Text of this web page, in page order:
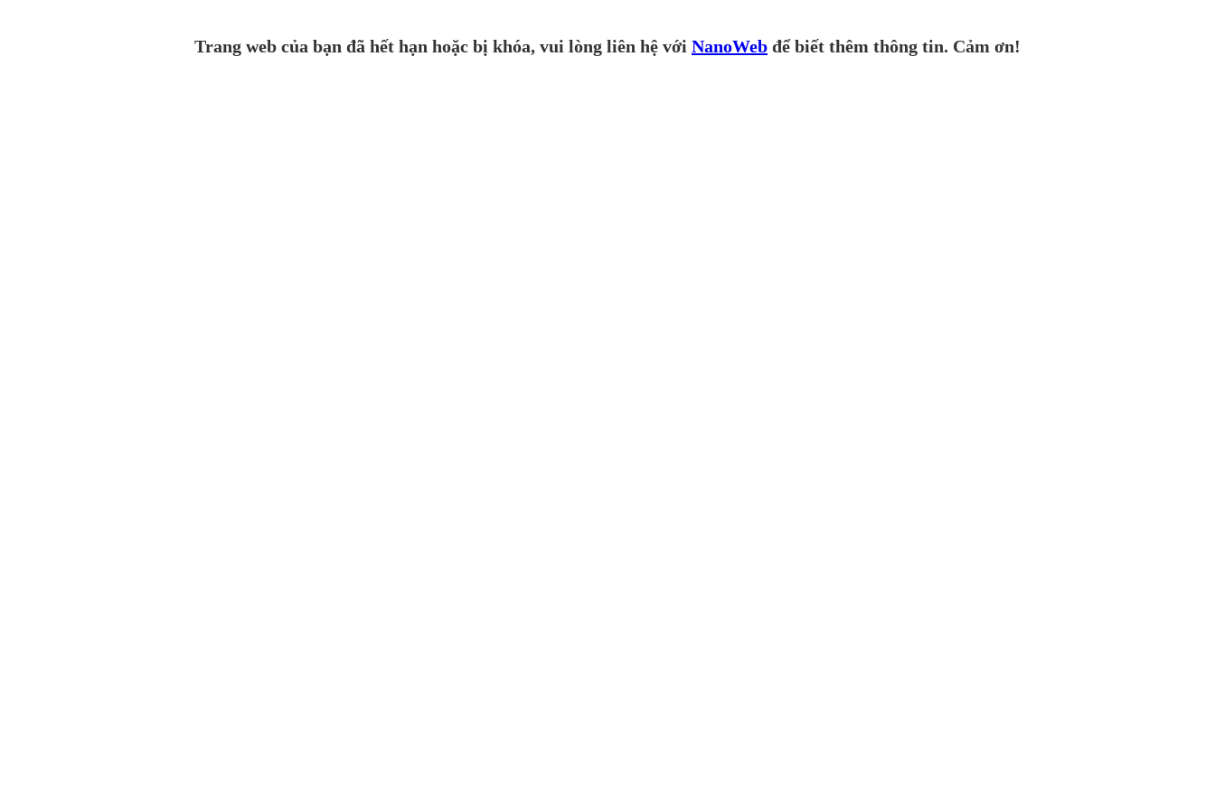
Trang web của bạn đã hết hạn hoặc bị khóa, vui lòng liên hệ với NanoWeb để biết thêm thông tin. Cảm ơn!